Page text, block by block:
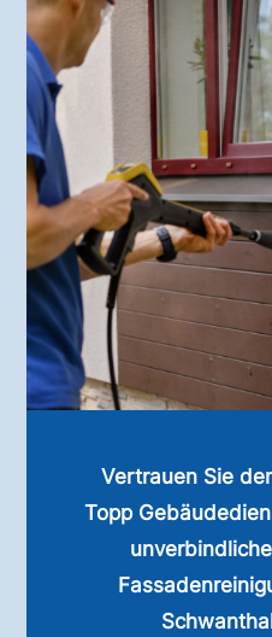
Vertrauen Sie
Topp